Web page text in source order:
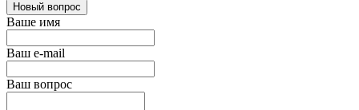
Новый вопрос
Ваше имя
Ваш e-mail
Ваш вопрос